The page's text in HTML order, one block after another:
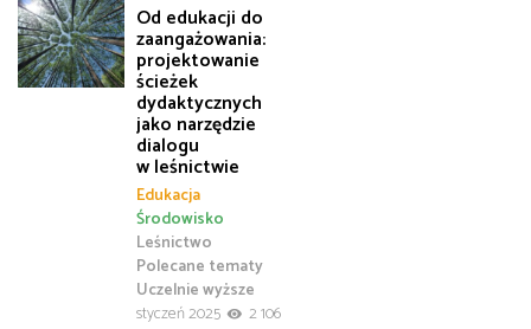
Od edukacji do
zaangażowania:
projektowanie
ścieżek
dydaktycznych
jako narzędzie
dialogu
w leśnictwie
Edukacja
Leśnictwo
Polecane tematy
Środowisko
Uczelnie wyższe
styczeń 2025
2 106